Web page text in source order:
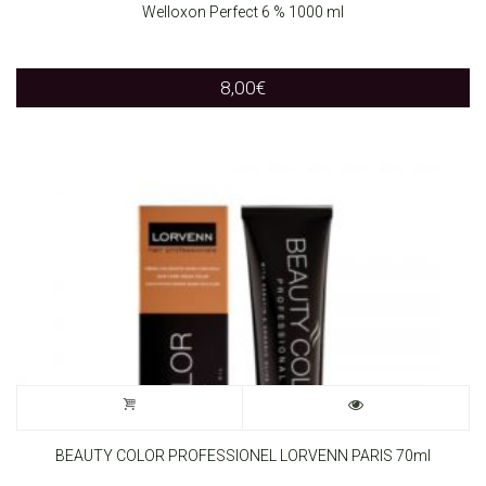
page
product
multiple
options
may
be
chosen
Welloxon Perfect 6 % 1000 ml
8,00€
BEAUTY COLOR PROFESSIONEL LORVENN PARIS 70ml